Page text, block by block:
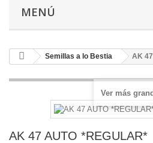
MENÚ
Semillas a lo Bestia AK
Ver más
AK 47 AUTO *REGULAR*